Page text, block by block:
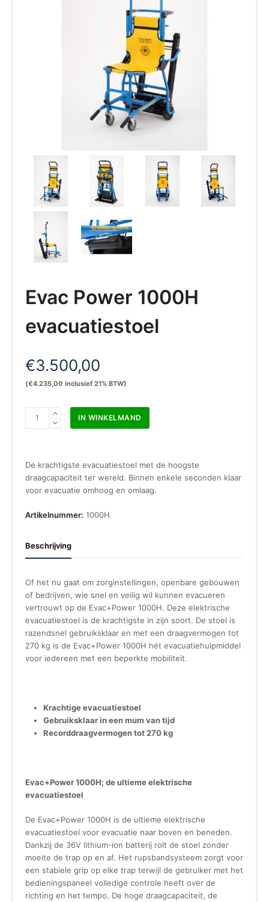
Evac Power 1000H
evacuatiestoel
€3.500,00
(€4.235,00 inclusief 21% BTW)
aantal
IN WINKELMAND
De krachtigste evacuatiestoel met de hoogste
draagcapaciteit ter wereld. Binnen enkele seconden klaar
voor evacuatie omhoog en omlaag.
Artikelnummer: 1000H
Beschrijving
Of het nu gaat om zorginstellingen, openbare gebouwen
of bedrijven, wie snel en veilig wil kunnen evacueren
vertrouwt op de Evac+Power 1000H. Deze elektrische
evacuatiestoel is de krachtigste in zijn soort. De stoel is
razendsnel gebruiksklaar en met een draagvermogen tot
270 kg is de Evac+Power 1000H hét evacuatiehulpmiddel
voor iedereen met een beperkte mobiliteit.
Krachtige evacuatiestoel
Gebruiksklaar in een mum van tijd
Recorddraagvermogen tot 270 kg
Evac+Power 1000H; de ultieme elektrische
evacuatiestoel
De Evac+Power 1000H is de ultieme elektrische
evacuatiestoel voor evacuatie naar boven en beneden.
Dankzij de 36V lithium-ion batterij rolt de stoel zonder
moeite de trap op en af. Het rupsbandsysteem zorgt voor
een stabiele grip op elke trap terwijl de gebruiker met het
bedieningspaneel volledige controle heeft over de
richting en het tempo. De hoge draagcapaciteit, de